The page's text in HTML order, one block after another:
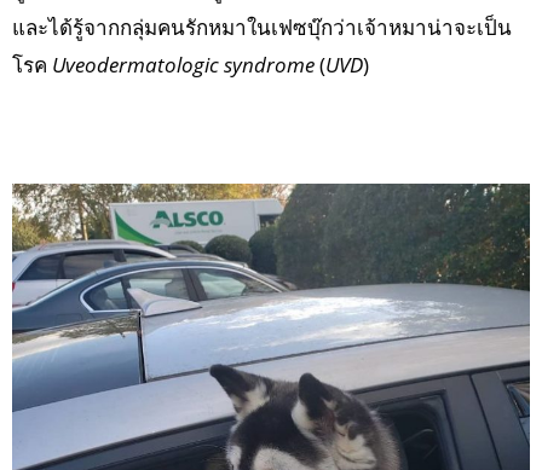
และได้รู้จากกลุ่มคนรักหมาในเฟซบุ๊กว่าเจ้าหมาน่าจะเป็น
โรค Uveodermatologic syndrome(UVD)